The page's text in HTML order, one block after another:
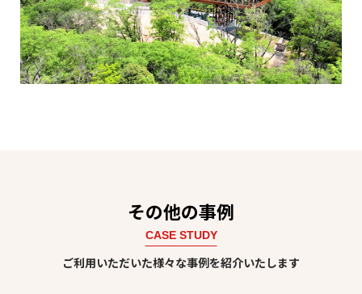
その他の事例
CASE STUDY
ご利用いただいた様々な事例を紹介いたします